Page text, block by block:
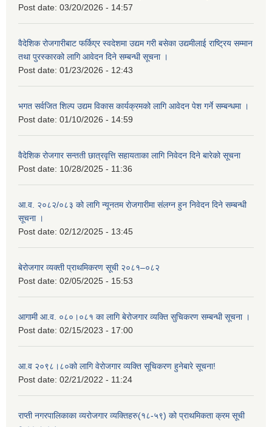
Post date: 03/20/2026 - 14:57
वैदेशिक रोजगारीबाट फर्किएर स्वदेशमा उद्यम गरी बसेका उद्यमीलाई राष्ट्रिय सम्मान
तथा पुरस्कारको लागि आवेदन दिने सम्बन्धी सूचना ।
Post date: 01/23/2026 - 12:43
भगत सर्वजित शिल्प उद्यम विकास कार्यक्रमको लागि आवेदन पेश गर्ने सम्बन्धमा ।
Post date: 01/10/2026 - 14:59
वैदेशिक रोजगार सन्तती छात्रवृत्ति सहायताका लागि निवेदन दिने बारेको सूचना
Post date: 10/28/2025 - 11:36
आ.व. २०८२/०८३ को लागि न्यूनतम रोजगारीमा संलग्न हुन निवेदन दिने सम्बन्धी
सूचना ।
Post date: 02/12/2025 - 13:45
बेरोजगार व्यक्ती प्राथमिकरण सूची २०८१–०८२
Post date: 02/05/2025 - 15:53
आगामी आ.व. ०८०।०८१ का लागि बेरोजगार व्यक्ति सुचिकरण सम्बन्धी सूचना ।
Post date: 02/15/2023 - 17:00
आ.व २०९८।८०को लागि वेरोजगार व्यक्ति सूचिकरण हुनेबारे सूचना!
Post date: 02/21/2022 - 11:24
राप्ती नगरपालिकाका व्यरोजगार व्यक्तिहरु(१८-५९) को प्राथमिकता क्रम सूची